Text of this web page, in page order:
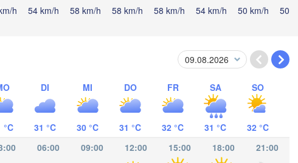
h
54 km/h
58 km/h
58 km/h
58 km/h
54 km/h
50 km/h
50
°C
DI
31 °C
MI
30 °C
DO
31 °C
FR
32 °C
SA
31 °C
SO
32 °C
06:00 09:00 12:00 15:00 18:00 21:00
Panamá
COSTA RICA